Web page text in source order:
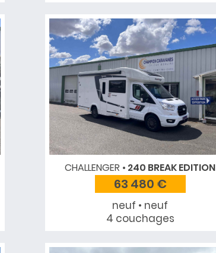
CHALLENGER 240 BREAK EDITION
63 480 €
neuf • neuf
4 couchages